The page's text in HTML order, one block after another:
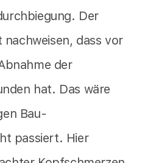
Der
dass vor
der
hat. Das wäre
Bau-
passiert. Hier